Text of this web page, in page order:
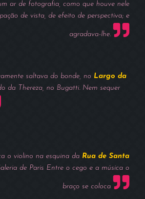
ar de fotografia, como que houve nele
de vista, de efeito de perspectiva; e
agradava-lhe.
saltava do bonde, no Largo da
da Thereza, no Bugatti. Nem sequer
o violino na esquina da Rua de Santa
de Paris Entre o cego e a música o
braço se coloca